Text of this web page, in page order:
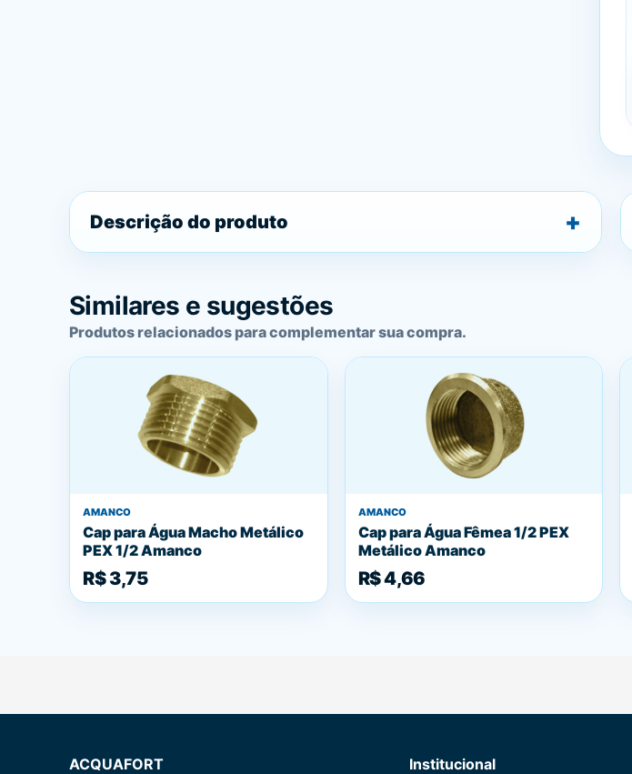
Descrição do produto
Similares e sugestões
Produtos relacionados para complementar sua compra.
AMANCO
Cap para Água Macho Metálico
PEX 1/2 Amanco
R$ 3,75
AMANCO
Cap para Água Fêmea 1/2 PEX
Metálico Amanco
R$ 4,66
ACQUAFORT Institucional